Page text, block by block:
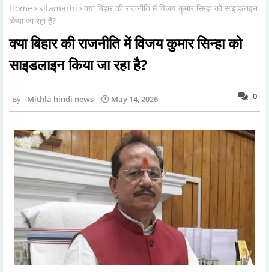
Home sitamarhi
क्या बिहार की राजनीति में विजय कुमार सिन्हा को साइडलाइन
किया जा रहा है?
क्या बिहार की राजनीति में विजय कुमार सिन्हा को
साइडलाइन किया जा रहा है?
0
Mithla hindi news May 14, 2026